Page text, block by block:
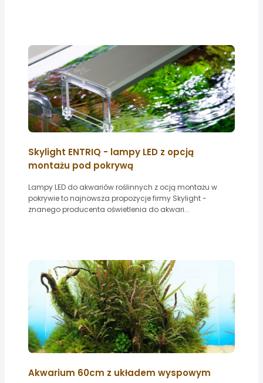
Skylight ENTRIQ - lampy LED z opcją
montażu pod pokrywą
Lampy LED do akwariów roślinnych z ocją montażu w
pokrywie to najnowsza propozycje firmy Skylight -
znanego producenta oświetlenia do akwari...
Akwarium 60cm z układem wyspowym